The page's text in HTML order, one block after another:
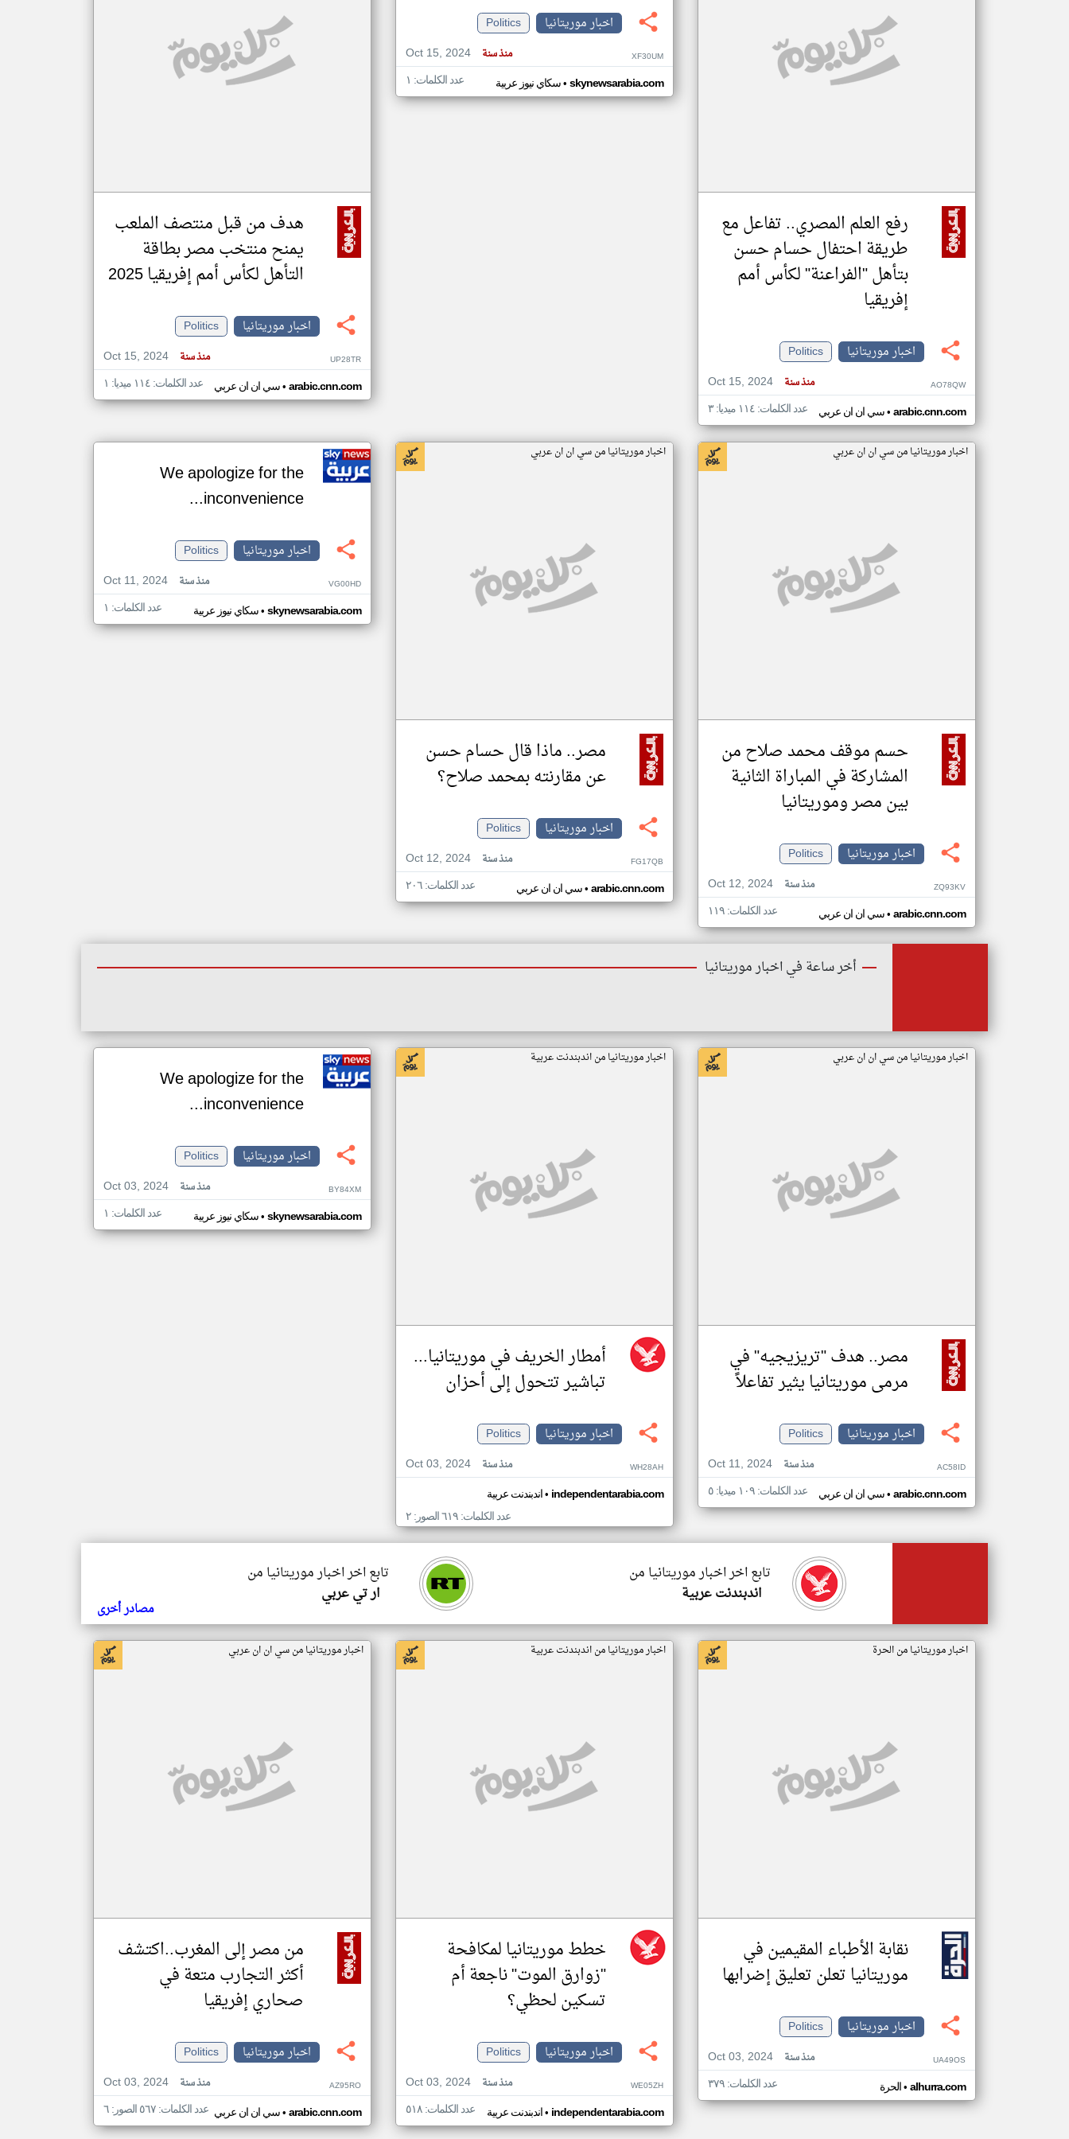
مصادر الأخبار من موريتانيا
رفع العلم المصري.. تفاعل مع
طريقة احتفال حسام حسن
بتأهل "الفراعنة" لكأس أمم
إفريقيا
اخبار موريتانيا
Politics
Oct 15, 2024
منذ سنة AO78QW
سي ان ان عربي• arabic.cnn.com عدد الكلمات: ١١٤ ميديا: ٣
اخبار موريتانيا
Politics
Oct 15, 2024
منذ سنة XF30UM
سكاي نيوز عربية• skynewsarabia.com عدد الكلمات: ١
هدف من قبل منتصف الملعب
يمنح منتخب مصر بطاقة
التأهل لكأس أمم إفريقيا 2025
اخبار موريتانيا
Politics
Oct 15, 2024
منذ سنة UP28TR
سي ان ان عربي• arabic.cnn.com عدد الكلمات: ١١٤ ميديا: ١
اخبار موريتانيا من سي ان ان عربي
حسم موقف محمد صلاح من
المشاركة في المباراة الثانية
بين مصر وموريتانيا
اخبار موريتانيا
Politics
Oct 12, 2024
منذ سنة ZQ93KV
سي ان ان عربي• arabic.cnn.com عدد الكلمات: ١١٩
اخبار موريتانيا من سي ان ان عربي
مصر.. ماذا قال حسام حسن
عن مقارنته بمحمد صلاح؟
اخبار موريتانيا
Politics
Oct 12, 2024
منذ سنة FG17QB
سي ان ان عربي• arabic.cnn.com عدد الكلمات: ٢٠٦
We apologize for the
inconvenience...
اخبار موريتانيا
Politics
Oct 11, 2024
منذ سنة VG00HD
سكاي نيوز عربية• skynewsarabia.com عدد الكلمات: ١
أخر ساعة في اخبار موريتانيا
اخبار موريتانيا من سي ان ان عربي
مصر.. هدف "تريزيجيه" في
مرمى موريتانيا يثير تفاعلاً
اخبار موريتانيا
Politics
Oct 11, 2024
منذ سنة AC58ID
سي ان ان عربي• arabic.cnn.com عدد الكلمات: ١٠٩ ميديا: ٥
اخبار موريتانيا من اندبندنت عربية
أمطار الخريف في موريتانيا...
تباشير تتحول إلى أحزان
اخبار موريتانيا
Politics
Oct 03, 2024
منذ سنة WH28AH
اندبندنت عربية• independentarabia.com
عدد الكلمات: ٦١٩ الصور: ٢
We apologize for the
inconvenience...
اخبار موريتانيا
Politics
Oct 03, 2024
منذ سنة BY84XM
سكاي نيوز عربية• skynewsarabia.com عدد الكلمات: ١
تابع اخر اخبار موريتانيا من
ار تي عربي
تابع اخر اخبار موريتانيا من
اندبندنت عربية
مصادر أخرى
اخبار موريتانيا من الحرة
نقابة الأطباء المقيمين في
موريتانيا تعلن تعليق إضرابها
اخبار موريتانيا
Politics
Oct 03, 2024
منذ سنة UA49OS
الحرة• alhurra.com عدد الكلمات: ٣٧٩
اخبار موريتانيا من اندبندنت عربية
خطط موريتانيا لمكافحة
"زوارق الموت" ناجعة أم
تسكين لحظي؟
اخبار موريتانيا
Politics
Oct 03, 2024
منذ سنة WE05ZH
اندبندنت عربية• independentarabia.com عدد الكلمات: ٥١٨
اخبار موريتانيا من سي ان ان عربي
من مصر إلى المغرب..اكتشف
أكثر التجارب متعة في
صحاري إفريقيا
اخبار موريتانيا
Politics
Oct 03, 2024
منذ سنة AZ95RO
سي ان ان عربي• arabic.cnn.com عدد الكلمات: ٥٦٧ الصور: ٦